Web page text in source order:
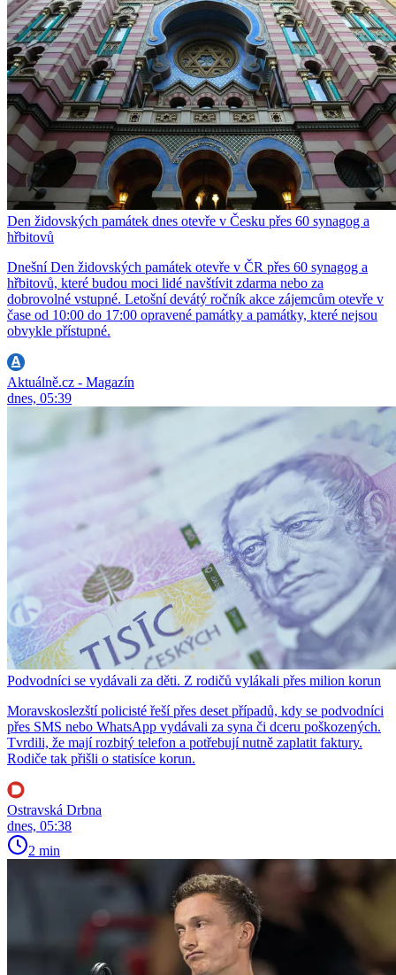
Den židovských památek dnes otevře v Česku přes 60 synagog a
hřbitovů
Dnešní Den židovských památek otevře v ČR přes 60 synagog a
hřbitovů, které budou moci lidé navštívit zdarma nebo za
dobrovolné vstupné. Letošní devátý ročník akce zájemcům otevře v
čase od 10:00 do 17:00 opravené památky a památky, které nejsou
obvykle přístupné.
Aktuálně.cz - Magazín
dnes, 05:39
Podvodníci se vydávali za děti. Z rodičů vylákali přes milion korun
Moravskoslezští policisté řeší přes deset případů, kdy se podvodníci
přes SMS nebo WhatsApp vydávali za syna či dceru poškozených.
Tvrdili, že mají rozbitý telefon a potřebují nutně zaplatit faktury.
Rodiče tak přišli o statisíce korun.
Ostravská Drbna
dnes, 05:38
2 min